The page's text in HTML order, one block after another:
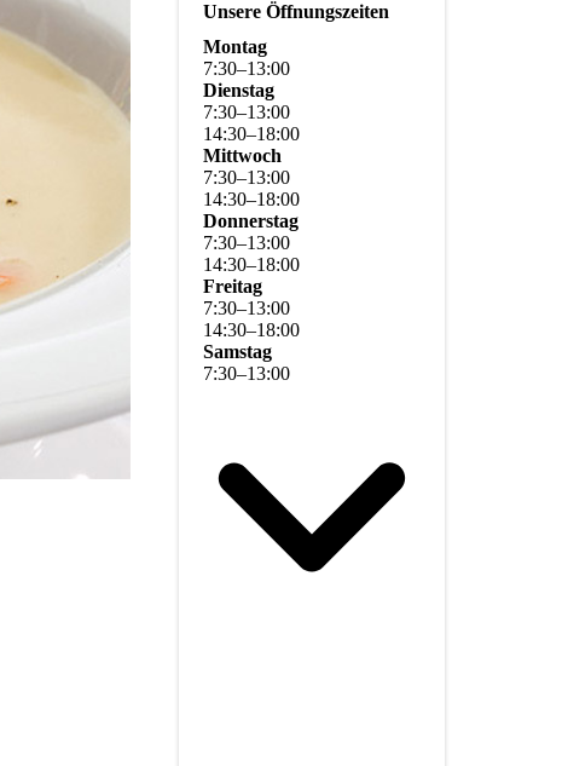
Unsere Öffnungszeiten
Montag
7:30–13:00
Dienstag
7:30–13:00
14:30–18:00
Mittwoch
7:30–13:00
14:30–18:00
Donnerstag
7:30–13:00
14:30–18:00
Freitag
7:30–13:00
14:30–18:00
Samstag
7:30–13:00